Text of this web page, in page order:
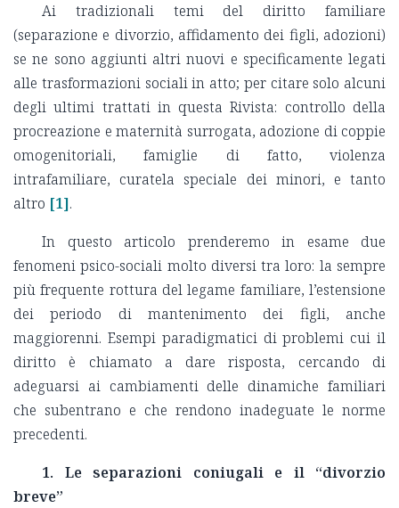
Ai tradizionali temi del diritto familiare
(separazione e divorzio, affidamento dei figli, adozioni)
se ne sono aggiunti altri nuovi e specificamente legati
alle trasformazioni sociali in atto; per citare solo alcuni
degli ultimi trattati in questa Rivista: controllo della
procreazione e maternità surrogata, adozione di coppie
omogenitoriali, famiglie di fatto, violenza
intrafamiliare, curatela speciale dei minori, e tanto
altro [1].
In questo articolo prenderemo in esame due
fenomeni psico-sociali molto diversi tra loro: la sempre
più frequente rottura del legame familiare, l’estensione
dei periodo di mantenimento dei figli, anche
maggiorenni. Esempi paradigmatici di problemi cui il
diritto è chiamato a dare risposta, cercando di
adeguarsi ai cambiamenti delle dinamiche familiari
che subentrano e che rendono inadeguate le norme
precedenti.
1. Le separazioni coniugali e il “divorzio
breve”